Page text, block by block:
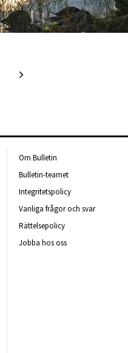
Om Bulletin
Bulletin-teamet
Integritetspolicy
Vanliga frågor och svar
Rättelsepolicy
Jobba hos oss